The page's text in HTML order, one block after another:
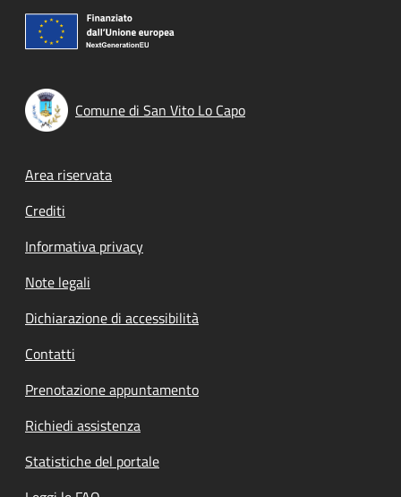
Comune di San Vito Lo Capo
Footer menu
Area riservata
Crediti
Informativa privacy
Note legali
Dichiarazione di accessibilità
Contatti
Prenotazione appuntamento
Richiedi assistenza
Statistiche del portale